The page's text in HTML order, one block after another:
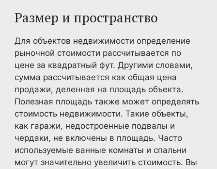
Размер и пространство
Для объектов недвижимости определение
рыночной стоимости рассчитывается по
цене за квадратный фут. Другими словами,
сумма рассчитывается как общая цена
продажи, деленная на площадь объекта.
Полезная площадь также может определять
стоимость недвижимости. Такие объекты,
как гаражи, недостроенные подвалы и
чердаки, не включены в площадь. Часто
используемые ванные комнаты и спальни
могут значительно увеличить стоимость. Вы